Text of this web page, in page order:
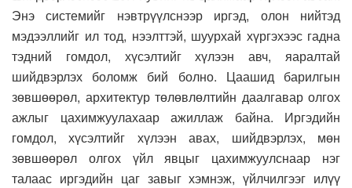
Энэ системийг нэвтрүүлснээр иргэд, олон нийтэд
мэдээллийг ил тод, нээлттэй, шуурхай хүргэхээс гадна
тэдний гомдол, хүсэлтийг хүлээн авч, яаралтай
шийдвэрлэх боломж бий болно. Цаашид барилгын
зөвшөөрөл, архитектур төлөвлөлтийн даалгавар олгох
ажлыг цахимжуулахаар ажиллаж байна. Иргэдийн
гомдол, хүсэлтийг хүлээн авах, шийдвэрлэх, мөн
зөвшөөрөл олгох үйл явцыг цахимжуулснаар нэг
талаас иргэдийн цаг завыг хэмнэж, үйлчилгээг илүү